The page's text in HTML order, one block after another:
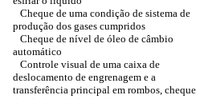
Cheque de uma condição de sistema de
produção dos gases cumpridos
Cheque de nível de óleo de câmbio
automático
Controle visual de uma caixa de
deslocamento de engrenagem e a
transferência principal em rombos, cheque